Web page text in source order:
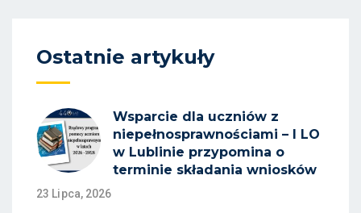
Ostatnie artykuły
Wsparcie dla uczniów z
niepełnosprawnościami – I LO
w Lublinie przypomina o
terminie składania wniosków
23 Lipca, 2026